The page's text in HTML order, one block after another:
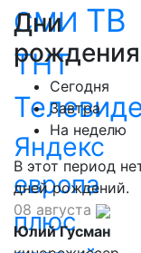
СМИ ТВ
ТНТ
Яндекс
европа
плюс
Дни
рождения
Сегодня
Завтра
На неделю
В этот период
дней рождений.
08 августа
Юлий Гусман